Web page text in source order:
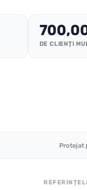
DE CLIENȚI
Protejat